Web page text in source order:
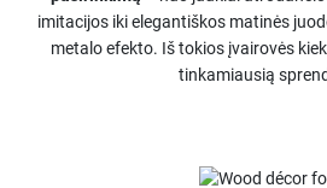
imitacijos iki elegantiškos matinės
metalo efekto. Iš tokios įvairovės
tinkamiausią